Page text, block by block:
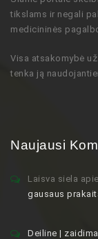
tikslams ir negali
medicininės
Visa atsakomybė
tenka ją
Naujausi
Laisva siela apie
gausaus
Deiline |